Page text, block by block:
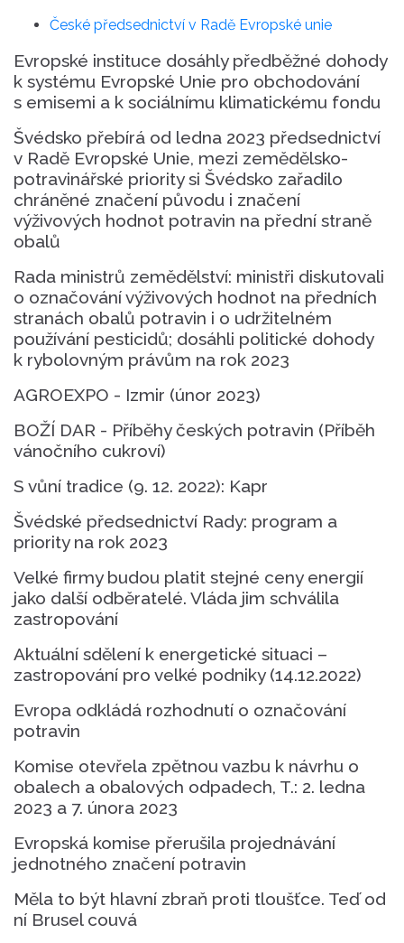
České předsednictví v Radě Evropské unie
Evropské instituce dosáhly předběžné dohody
k systému Evropské Unie pro obchodování
s emisemi a k sociálnímu klimatickému fondu
Švédsko přebírá od ledna 2023 předsednictví
v Radě Evropské Unie, mezi zemědělsko-
potravinářské priority si Švédsko zařadilo
chráněné značení původu i značení
výživových hodnot potravin na přední straně
obalů
Rada ministrů zemědělství: ministři diskutovali
o označování výživových hodnot na předních
stranách obalů potravin i o udržitelném
používání pesticidů; dosáhli politické dohody
k rybolovným právům na rok 2023
AGROEXPO - Izmir (únor 2023)
BOŽÍ DAR - Příběhy českých potravin (Příběh
vánočního cukroví)
S vůní tradice (9. 12. 2022): Kapr
Švédské předsednictví Rady: program a
priority na rok 2023
Velké firmy budou platit stejné ceny energií
jako další odběratelé. Vláda jim schválila
zastropování
Aktuální sdělení k energetické situaci –
zastropování pro velké podniky (14.12.2022)
Evropa odkládá rozhodnutí o označování
potravin
Komise otevřela zpětnou vazbu k návrhu o
obalech a obalových odpadech, T.: 2. ledna
2023 a 7. února 2023
Evropská komise přerušila projednávání
jednotného značení potravin
Měla to být hlavní zbraň proti tloušťce. Teď od
ní Brusel couvá